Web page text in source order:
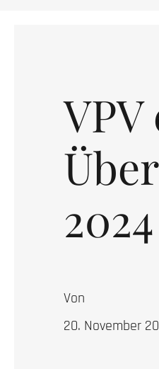
Von
20. November